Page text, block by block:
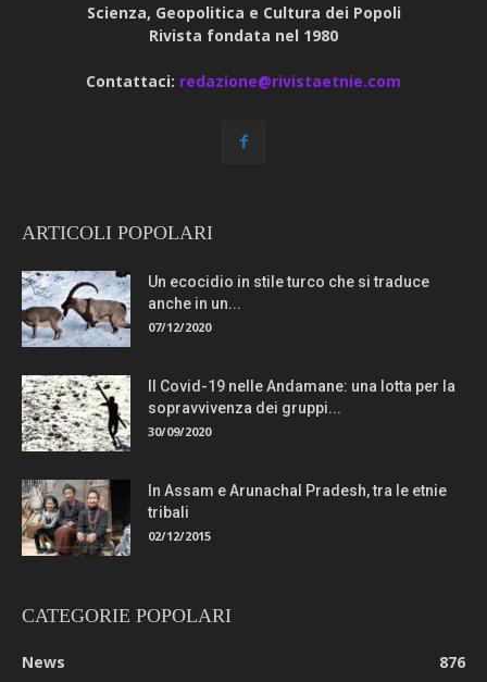
Scienza, Geopolitica e Cultura dei Popoli
Rivista fondata nel 1980
Contattaci: redazione@rivistaetnie.com
ARTICOLI POPOLARI
Un ecocidio in stile turco che si traduce
anche in un...
07/12/2020
Il Covid-19 nelle Andamane: una lotta per la
sopravvivenza dei gruppi...
30/09/2020
In Assam e Arunachal Pradesh, tra le etnie
tribali
02/12/2015
CATEGORIE POPOLARI
News
876